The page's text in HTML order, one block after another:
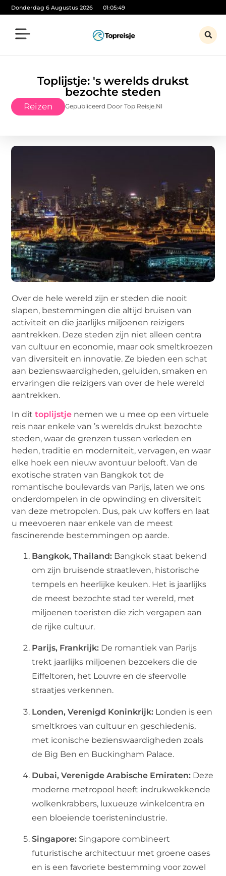
Donderdag 6 Augustus 2026 01:05:50
Toplijstje: 's werelds drukst
bezochte steden
Reizen Gepubliceerd Door Top Reisje.nl
Over de hele wereld zijn er steden die nooit
slapen, bestemmingen die altijd bruisen van
activiteit en die jaarlijks miljoenen reizigers
aantrekken. Deze steden zijn niet alleen centra
van cultuur en economie, maar ook smeltkroezen
van diversiteit en innovatie. Ze bieden een schat
aan bezienswaardigheden, geluiden, smaken en
ervaringen die reizigers van over de hele wereld
aantrekken.
In dittoplijstje nemen we u mee op een virtuele
reis naar enkele van ’s werelds drukst bezochte
steden, waar de grenzen tussen verleden en
heden, traditie en moderniteit, vervagen, en waar
elke hoek een nieuw avontuur belooft. Van de
exotische straten van Bangkok tot de
romantische boulevards van Parijs, laten we ons
onderdompelen in de opwinding en diversiteit
van deze metropolen. Dus, pak uw koffers en laat
u meevoeren naar enkele van de meest
fascinerende bestemmingen op aarde.
Bangkok, Thailand: Bangkok staat bekend
om zijn bruisende straatleven, historische
tempels en heerlijke keuken. Het is jaarlijks
de meest bezochte stad ter wereld, met
miljoenen toeristen die zich vergapen aan
de rijke cultuur.
Parijs, Frankrijk: De romantiek van Parijs
trekt jaarlijks miljoenen bezoekers die de
Eiffeltoren, het Louvre en de sfeervolle
straatjes verkennen.
Londen, Verenigd Koninkrijk: Londen is een
smeltkroes van cultuur en geschiedenis,
met iconische bezienswaardigheden zoals
de Big Ben en Buckingham Palace.
Dubai, Verenigde Arabische Emiraten: Deze
moderne metropool heeft indrukwekkende
wolkenkrabbers, luxueuze winkelcentra en
een bloeiende toeristenindustrie.
Singapore: Singapore combineert
futuristische architectuur met groene oases
en is een favoriete bestemming voor zowel